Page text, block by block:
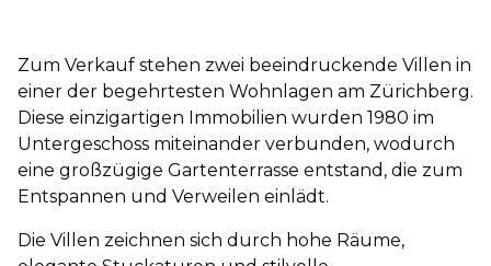
Zum Verkauf stehen zwei beeindruckende Villen in
einer der begehrtesten Wohnlagen am Zürichberg.
Diese einzigartigen Immobilien wurden 1980 im
Untergeschoss miteinander verbunden, wodurch
eine großzügige Gartenterrasse entstand, die zum
Entspannen und Verweilen einlädt.
Die Villen zeichnen sich durch hohe Räume,